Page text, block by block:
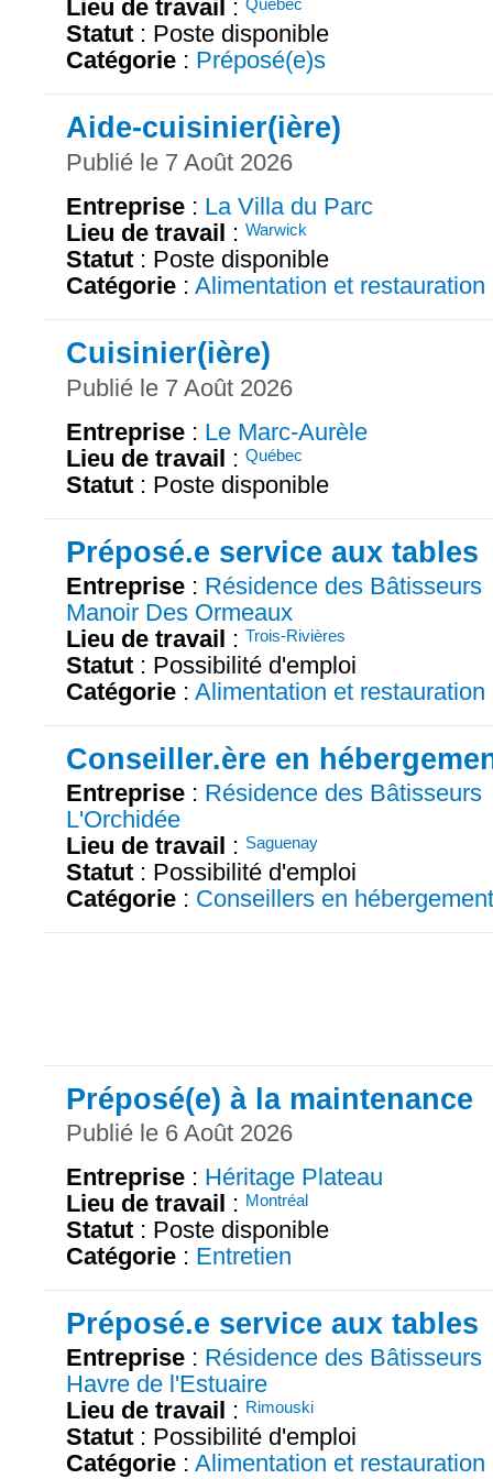
Lieu de travail : Québec
Statut : Poste disponible
Catégorie : Préposé(e)s
Aide-cuisinier(ière)
Publié le 7 Août 2026
Entreprise : La Villa du Parc
Lieu de travail : Warwick
Statut : Poste disponible
Catégorie : Alimentation et restauration
Cuisinier(ière)
Publié le 7 Août 2026
Entreprise : Le Marc-Aurèle
Lieu de travail : Québec
Statut : Poste disponible
Préposé.e service aux tables
Entreprise : Résidence des Bâtisseurs
Manoir Des Ormeaux
Lieu de travail : Trois-Rivières
Statut : Possibilité d'emploi
Catégorie : Alimentation et restauration
Conseiller.ère en
Entreprise : Résidence des Bâtisseurs
L'Orchidée
Lieu de travail : Saguenay
Statut : Possibilité d'emploi
Catégorie : Conseillers en hébergement
Préposé(e) à la maintenance
Publié le 6 Août 2026
Entreprise : Héritage Plateau
Lieu de travail : Montréal
Statut : Poste disponible
Catégorie : Entretien
Préposé.e service aux tables
Entreprise : Résidence des Bâtisseurs
Havre de l'Estuaire
Lieu de travail : Rimouski
Statut : Possibilité d'emploi
Catégorie : Alimentation et restauration